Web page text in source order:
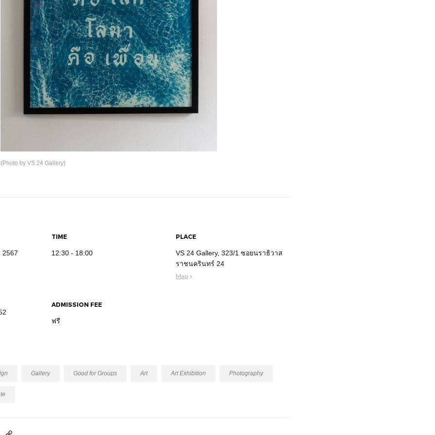
(Photo by VS 24 Gallery)
TIME
12:30 - 18:00
PLACE
VS 24 Gallery, 323/1 ซอยนราธิวาส
ราชนครินทร์ 24
Map
ADMISSION FEE
ฟรี
Gallery Good for Groups Art Art Exhibition Photography